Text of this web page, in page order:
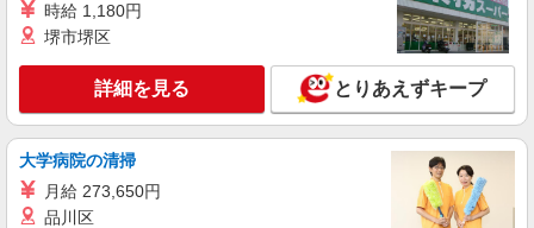
キープ 詳細を見る
株式会社ＭＯＤＥ
組立・軽作業スタッフ
時給1700円〜2125円 ※研修期間：3ヶ月間 ●
前払い、日払い、週払いOK ●寮完備 一般物件、
レオパレス→住み込みでお仕事可能★☆ 綺麗な
時給 1,180円
堺市堺区
詳細を見る とりあえずキープ
大学病院の清掃
月給 273,650円
品川区